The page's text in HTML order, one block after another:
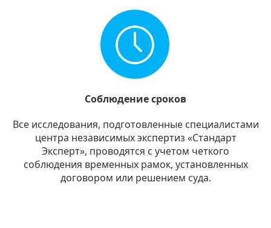
Соблюдение сроков
Все исследования, подготовленные специалистами
центра независимых экспертиз «Стандарт
Эксперт», проводятся с учетом четкого
соблюдения временных рамок, установленных
договором или решением суда.